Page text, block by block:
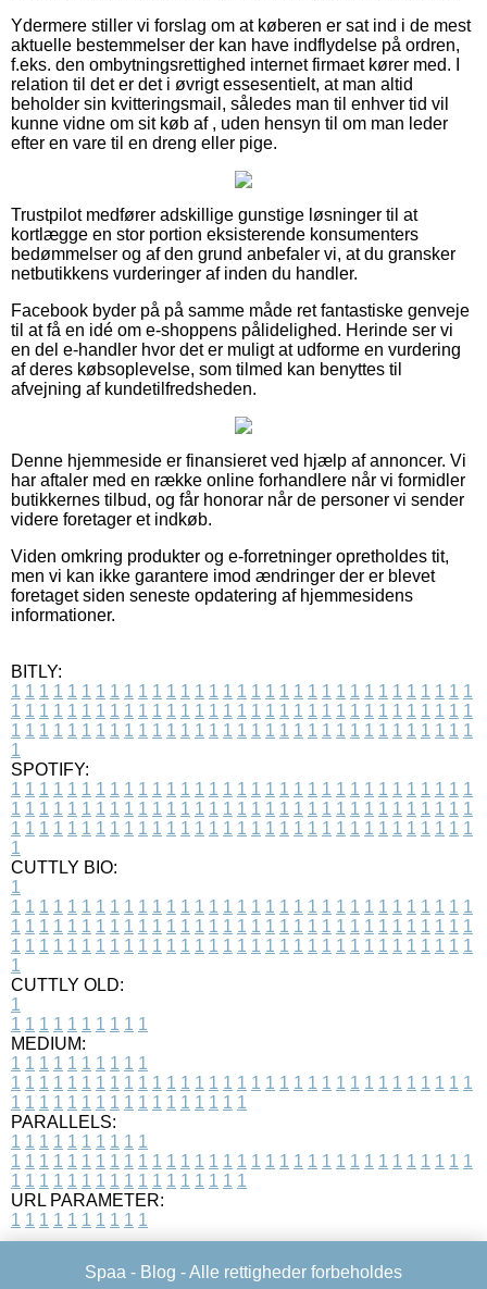
Ydermere stiller vi forslag om at køberen er sat ind i de mest
aktuelle bestemmelser der kan have indflydelse på ordren,
f.eks. den ombytningsrettighed internet firmaet kører med. I
relation til det er det i øvrigt essesentielt, at man altid
beholder sin kvitteringsmail, således man til enhver tid vil
kunne vidne om sit køb af , uden hensyn til om man leder
efter en vare til en dreng eller pige.
Trustpilot medfører adskillige gunstige løsninger til at
kortlægge en stor portion eksisterende konsumenters
bedømmelser og af den grund anbefaler vi, at du gransker
netbutikkens vurderinger af inden du handler.
Facebook byder på på samme måde ret fantastiske genveje
til at få en idé om e-shoppens pålidelighed. Herinde ser vi
en del e-handler hvor det er muligt at udforme en vurdering
af deres købsoplevelse, som tilmed kan benyttes til
afvejning af kundetilfredsheden.
Denne hjemmeside er finansieret ved hjælp af annoncer. Vi
har aftaler med en række online forhandlere når vi formidler
butikkernes tilbud, og får honorar når de personer vi sender
videre foretager et indkøb.
Viden omkring produkter og e-forretninger opretholdes tit,
men vi kan ikke garantere imod ændringer der er blevet
foretaget siden seneste opdatering af hjemmesidens
informationer.
BITLY:
1 1 1 1 1 1 1 1 1 1 1 1 1 1 1 1 1 1 1 1 1 1 1 1 1 1 1 1 1 1 1 1 1
1 1 1 1 1 1 1 1 1 1 1 1 1 1 1 1 1 1 1 1 1 1 1 1 1 1 1 1 1 1 1 1 1
1 1 1 1 1 1 1 1 1 1 1 1 1 1 1 1 1 1 1 1 1 1 1 1 1 1 1 1 1 1 1 1 1
1
SPOTIFY:
1 1 1 1 1 1 1 1 1 1 1 1 1 1 1 1 1 1 1 1 1 1 1 1 1 1 1 1 1 1 1 1 1
1 1 1 1 1 1 1 1 1 1 1 1 1 1 1 1 1 1 1 1 1 1 1 1 1 1 1 1 1 1 1 1 1
1 1 1 1 1 1 1 1 1 1 1 1 1 1 1 1 1 1 1 1 1 1 1 1 1 1 1 1 1 1 1 1 1
1
CUTTLY BIO:
1
1 1 1 1 1 1 1 1 1 1 1 1 1 1 1 1 1 1 1 1 1 1 1 1 1 1 1 1 1 1 1 1 1
1 1 1 1 1 1 1 1 1 1 1 1 1 1 1 1 1 1 1 1 1 1 1 1 1 1 1 1 1 1 1 1 1
1 1 1 1 1 1 1 1 1 1 1 1 1 1 1 1 1 1 1 1 1 1 1 1 1 1 1 1 1 1 1 1 1
1
CUTTLY OLD:
1
1 1 1 1 1 1 1 1 1 1
MEDIUM:
1 1 1 1 1 1 1 1 1 1
1 1 1 1 1 1 1 1 1 1 1 1 1 1 1 1 1 1 1 1 1 1 1 1 1 1 1 1 1 1 1 1 1
1 1 1 1 1 1 1 1 1 1 1 1 1 1 1 1 1
PARALLELS:
1 1 1 1 1 1 1 1 1 1
1 1 1 1 1 1 1 1 1 1 1 1 1 1 1 1 1 1 1 1 1 1 1 1 1 1 1 1 1 1 1 1 1
1 1 1 1 1 1 1 1 1 1 1 1 1 1 1 1 1
URL PARAMETER:
1 1 1 1 1 1 1 1 1 1
Spaa - Blog - Alle rettigheder forbeholdes